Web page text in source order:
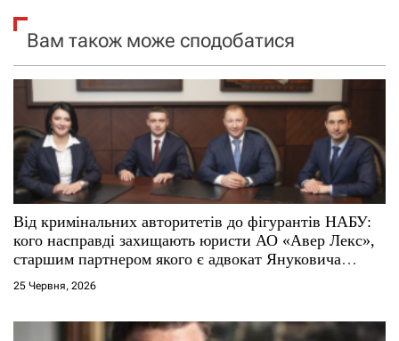
і
я
а
п
и
с
і
в
Вам також може сподобатися
Від кримінальних авторитетів до фігурантів НАБУ:
кого насправді захищають юристи АО «Авер Лекс»,
старшим партнером якого є адвокат Януковича
Віталій Сердюк
25 Червня, 2026